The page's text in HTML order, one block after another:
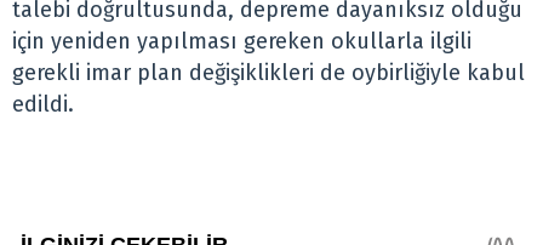
talebi doğrultusunda, depreme dayanıksız olduğu
için yeniden yapılması gereken okullarla ilgili
gerekli imar plan değişiklikleri de oybirliğiyle kabul
edildi.